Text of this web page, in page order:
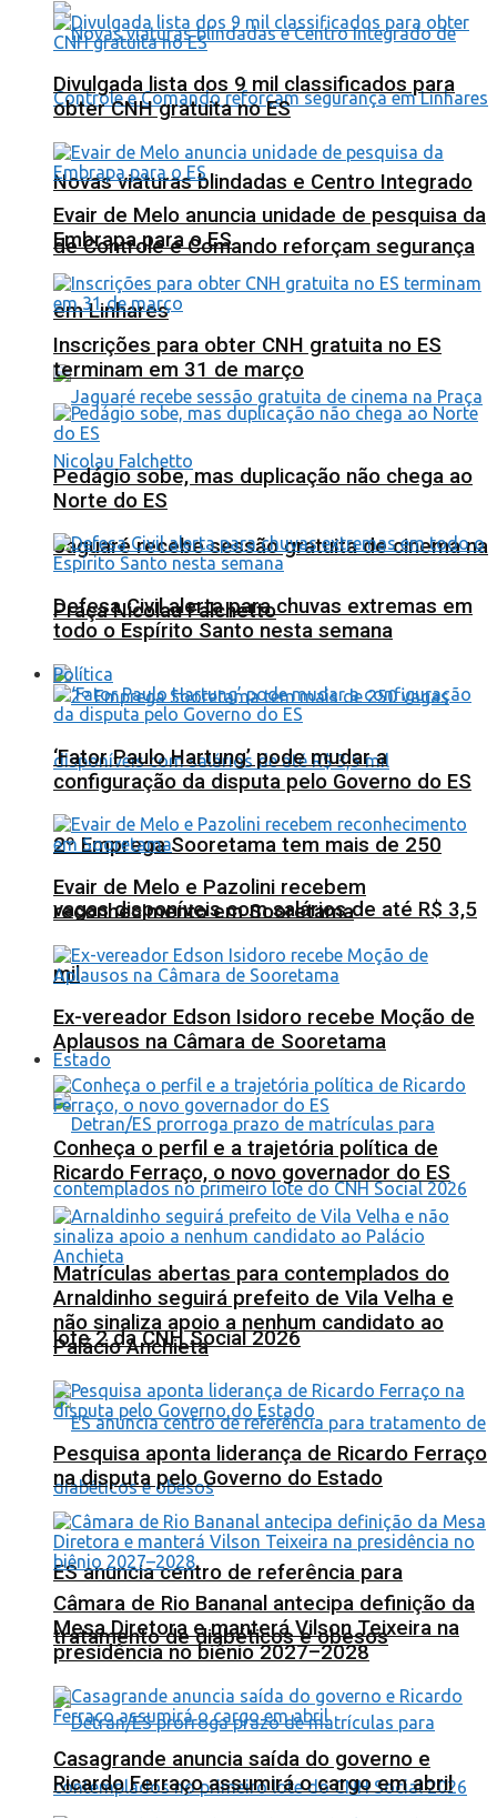
Novas viaturas blindadas e Centro Integrado
de Controle e Comando reforçam segurança
em Linhares
Jaguaré recebe sessão gratuita de cinema na
Praça Nicolau Falchetto
2º Emprega Sooretama tem mais de 250
vagas disponíveis com salários de até R$ 3,5
mil
Estado
Matrículas abertas para contemplados do
lote 2 da CNH Social 2026
ES anuncia centro de referência para
tratamento de diabéticos e obesos
Divulgada lista dos 9 mil classificados para
obter CNH gratuita no ES
Evair de Melo anuncia unidade de pesquisa da
Embrapa para o ES
Inscrições para obter CNH gratuita no ES
terminam em 31 de março
Pedágio sobe, mas duplicação não chega ao
Norte do ES
Defesa Civil alerta para chuvas extremas em
todo o Espírito Santo nesta semana
Política
‘Fator Paulo Hartung’ pode mudar a
configuração da disputa pelo Governo do ES
Evair de Melo e Pazolini recebem
reconhecimento em Sooretama
Ex-vereador Edson Isidoro recebe Moção de
Aplausos na Câmara de Sooretama
Conheça o perfil e a trajetória política de
Ricardo Ferraço, o novo governador do ES
Arnaldinho seguirá prefeito de Vila Velha e
não sinaliza apoio a nenhum candidato ao
Palácio Anchieta
Pesquisa aponta liderança de Ricardo Ferraço
na disputa pelo Governo do Estado
Câmara de Rio Bananal antecipa definição da
Mesa Diretora e manterá Vilson Teixeira na
presidência no biênio 2027–2028
Casagrande anuncia saída do governo e
Ricardo Ferraço assumirá o cargo em abril